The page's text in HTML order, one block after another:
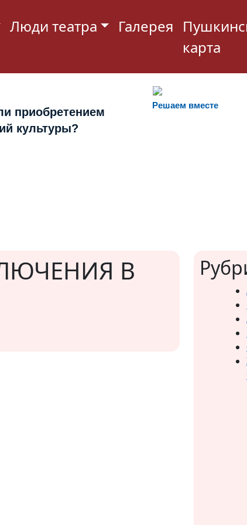
Люди театра Галерея
карта
Решаем вместе
приобретением
культуры?
В